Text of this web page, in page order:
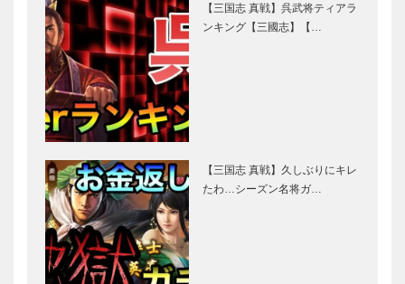
【三国志 真戦】呉武将ティアラ
ンキング【三國志】【…
【三国志 真戦】久しぶりにキレ
たわ…シーズン名将ガ…